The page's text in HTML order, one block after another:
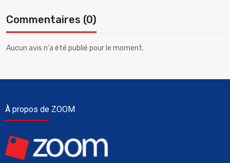
Commentaires (0)
Aucun avis n'a été publié pour le moment.
À propos de ZOOM